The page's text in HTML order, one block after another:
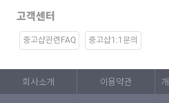
고객센터
중고샵관련FAQ 중고샵1:1문의
회사소개 이용약관